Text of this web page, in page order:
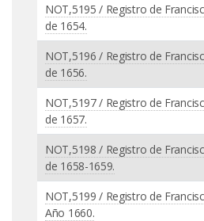
NOT,5195 / Registro de
de 1654.
NOT,5196 / Registro de
de 1656.
NOT,5197 / Registro de
de 1657.
NOT,5198 / Registro de
de 1658-1659.
NOT,5199 / Registro de
Año 1660.